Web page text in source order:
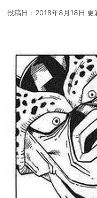
投稿日：2018年8月18日 更